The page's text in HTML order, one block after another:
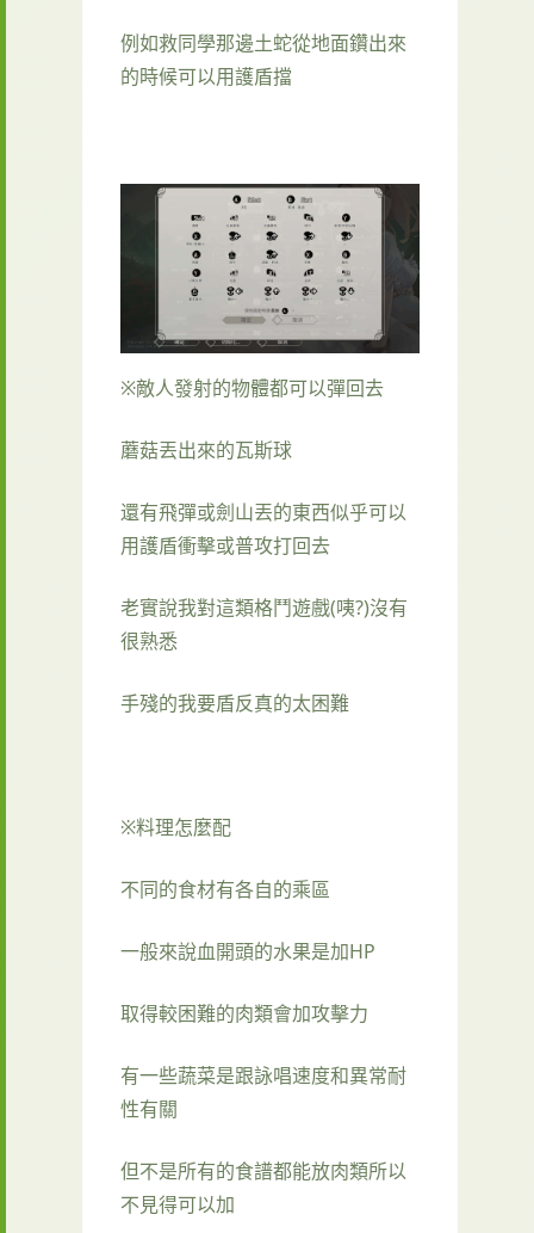
例如救同學那邊土蛇從地面鑽出來
的時候可以用護盾擋
※敵人發射的物體都可以彈回去
蘑菇丟出來的瓦斯球
還有飛彈或劍山丟的東西似乎可以
用護盾衝擊或普攻打回去
老實說我對這類格鬥遊戲(咦?)沒有
很熟悉
手殘的我要盾反真的太困難
※料理怎麼配
不同的食材有各自的乘區
一般來說血開頭的水果是加HP
取得較困難的肉類會加攻擊力
有一些蔬菜是跟詠唱速度和異常耐
性有關
但不是所有的食譜都能放肉類所以
不見得可以加